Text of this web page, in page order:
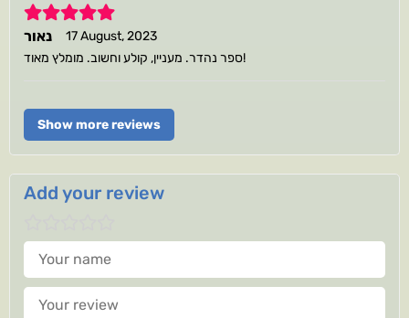
5
נאור
17 August, 2023
ספר נהדר. מעניין, קולע וחשוב. מומלץ מאוד!
Show more reviews
Add your review
Your name
Your review